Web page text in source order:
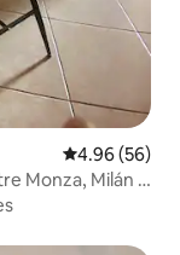
Calificación
4.96 (56)
Monza, Milán y